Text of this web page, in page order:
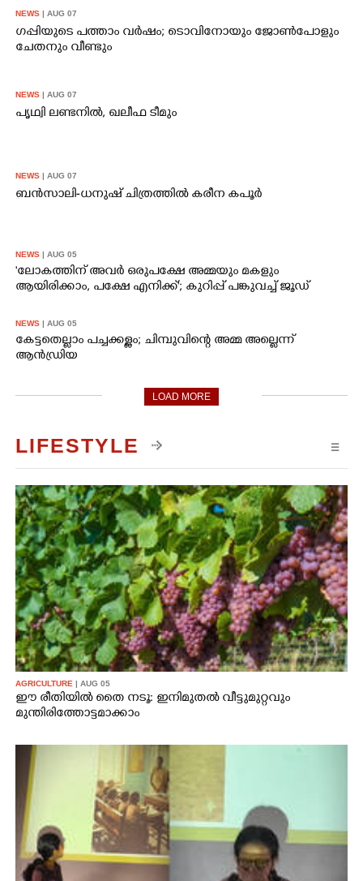
NEWS | AUG 07
ഗപ്പിയുടെ പത്താം വർഷം;​ ടൊവിനോയും ജോൺപോളും
ചേതനും വീണ്ടും
NEWS | AUG 07
പൃഥ്വി ലണ്ടനിൽ, ഖലീഫ ടീമും
NEWS | AUG 07
ബൻസാലി-ധനുഷ് ചിത്രത്തിൽ കരീന കപൂർ
NEWS | AUG 05
'ലോകത്തിന് അവർ ഒരുപക്ഷേ അമ്മയും മകളും
ആയിരിക്കാം, പക്ഷേ എനിക്ക്'; കുറിപ്പ് പങ്കുവച്ച് ജൂഡ്
NEWS | AUG 05
കേട്ടതെല്ലാം പച്ചക്കള്ളം; ചിമ്പുവിന്റെ അമ്മ അല്ലെന്ന്
ആൻഡ്രിയ
LOAD MORE
LIFESTYLE ☰
AGRICULTURE | AUG 05
ഈ രീതിയിൽ തൈ നടൂ: ഇനിമുതൽ വീട്ടുമുറ്റവും
മുന്തിരിത്തോട്ടമാക്കാം